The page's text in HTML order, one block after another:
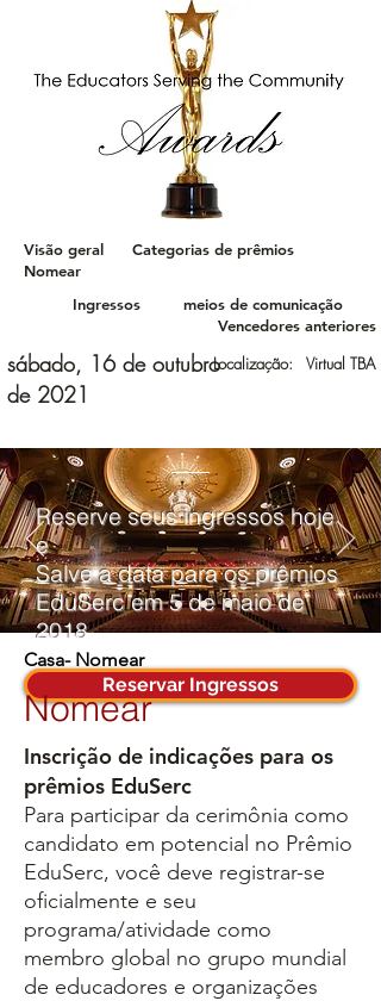
Visão geral
Categorias de prêmios
Nomear
Ingressos
meios de comunicação
Vencedores anteriores
sábado, 16 de outubro
de 2021
Localização: Virtual TBA
Reserve seus ingressos hoje
e
Salve a data para os prêmios
EduSerc em 5 de maio de
2018
Reservar Ingressos
Casa- Nomear
Nomear
Inscrição de indicações para os
prêmios EduSerc
Para participar da cerimônia como
candidato em potencial no Prêmio
EduSerc, você deve registrar-se
oficialmente e seu
programa/atividade como
membro global no grupo mundial
de educadores e organizações